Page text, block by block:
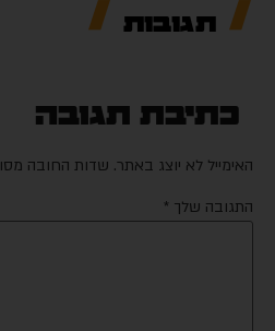
תגובות
כתיבת תגובה
לא יוצג באתר. שדות החובה מסומנים
שלך *